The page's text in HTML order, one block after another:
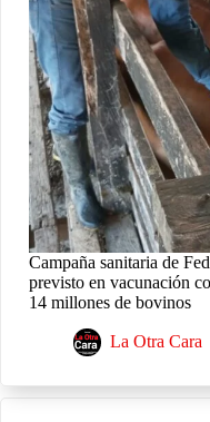
Campaña sanitaria de
previsto en vacunación
14 millones de bovinos
La Otra Cara